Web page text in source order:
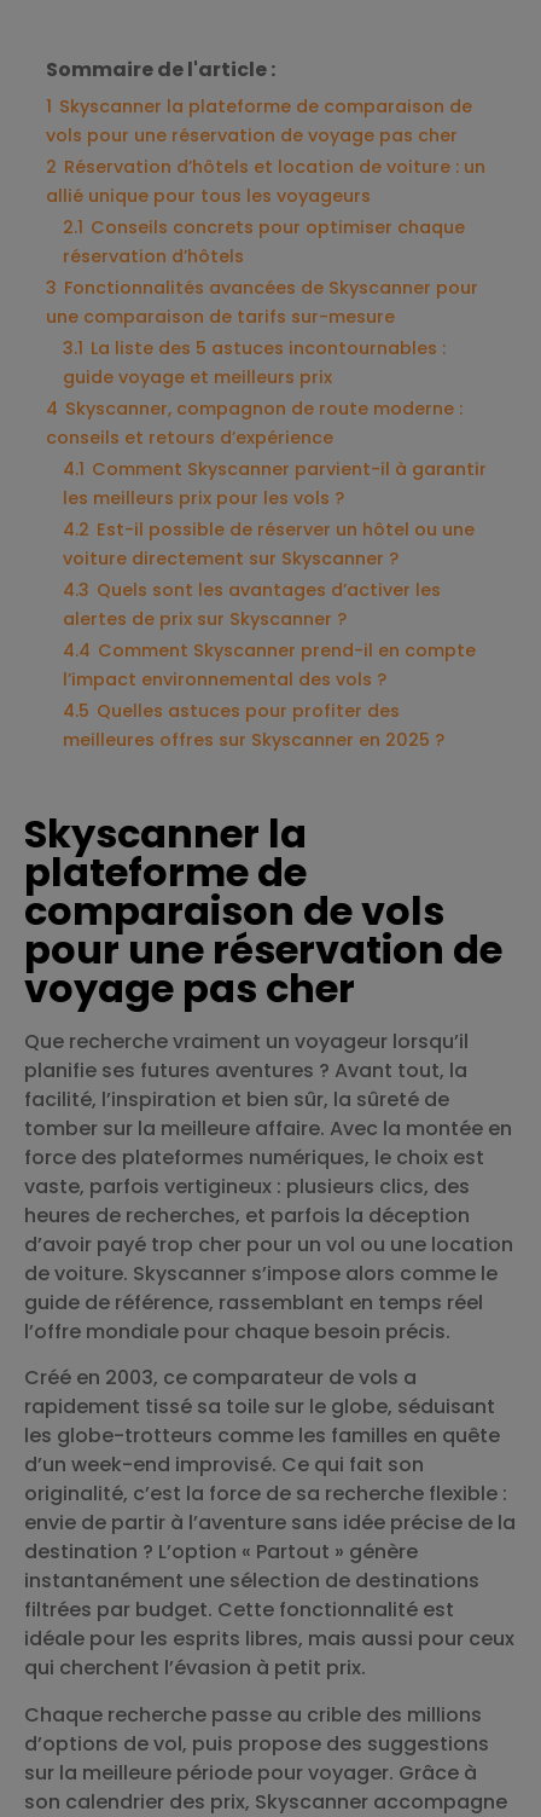
Sommaire de l'article :
1 Skyscanner la plateforme de comparaison de
vols pour une réservation de voyage pas cher
2 Réservation d’hôtels et location de voiture : un
allié unique pour tous les voyageurs
2.1 Conseils concrets pour optimiser chaque
réservation d’hôtels
3 Fonctionnalités avancées de Skyscanner pour
une comparaison de tarifs sur-mesure
3.1 La liste des 5 astuces incontournables :
guide voyage et meilleurs prix
4 Skyscanner, compagnon de route moderne :
conseils et retours d’expérience
4.1 Comment Skyscanner parvient-il à garantir
les meilleurs prix pour les vols ?
4.2 Est-il possible de réserver un hôtel ou une
voiture directement sur Skyscanner ?
4.3 Quels sont les avantages d’activer les
alertes de prix sur Skyscanner ?
4.4 Comment Skyscanner prend-il en compte
l’impact environnemental des vols ?
4.5 Quelles astuces pour profiter des
meilleures offres sur Skyscanner en 2025 ?
Skyscanner la
plateforme de
comparaison de vols
pour une réservation de
voyage pas cher
Que recherche vraiment un voyageur lorsqu’il
planifie ses futures aventures ? Avant tout, la
facilité, l’inspiration et bien sûr, la sûreté de
tomber sur la meilleure affaire. Avec la montée en
force des plateformes numériques, le choix est
vaste, parfois vertigineux : plusieurs clics, des
heures de recherches, et parfois la déception
d’avoir payé trop cher pour un vol ou une location
de voiture. Skyscanner s’impose alors comme le
guide de référence, rassemblant en temps réel
l’offre mondiale pour chaque besoin précis.
Créé en 2003, ce comparateur de vols a
rapidement tissé sa toile sur le globe, séduisant
les globe-trotteurs comme les familles en quête
d’un week-end improvisé. Ce qui fait son
originalité, c’est la force de sa recherche flexible :
envie de partir à l’aventure sans idée précise de la
destination ? L’option « Partout » génère
instantanément une sélection de destinations
filtrées par budget. Cette fonctionnalité est
idéale pour les esprits libres, mais aussi pour ceux
qui cherchent l’évasion à petit prix.
Chaque recherche passe au crible des millions
d’options de vol, puis propose des suggestions
sur la meilleure période pour voyager. Grâce à
son calendrier des prix, Skyscanner accompagne